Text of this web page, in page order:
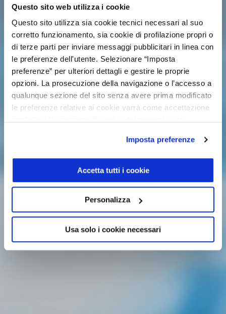
Questo sito web utilizza i cookie
Questo sito utilizza sia cookie tecnici necessari al suo
corretto funzionamento, sia cookie di profilazione propri o
di terze parti per inviare messaggi pubblicitari in linea con
le preferenze dell'utente. Selezionare “Imposta
preferenze” per ulteriori dettagli e gestire le proprie
opzioni. La prosecuzione della navigazione o l’accesso a
qualunque sezione del sito senza avere prima modificato
le preferenze relative ai cookie varrà come accettazione
Imposta preferenze
Accetta tutti i cookie
Personalizza
Usa solo i cookie necessari